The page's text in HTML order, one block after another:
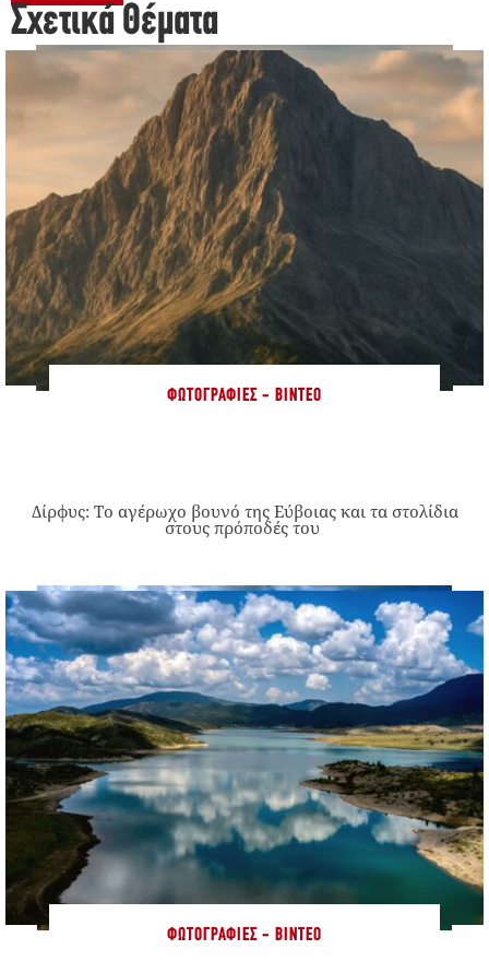
Σχετικά Θέματα
ΦΩΤΟΓΡΑΦΊΕΣ - ΒΊΝΤΕΟ
Δίρφυς: Το αγέρωχο βουνό της Εύβοιας και τα στολίδια
στους πρόποδές του
ΦΩΤΟΓΡΑΦΊΕΣ - ΒΊΝΤΕΟ